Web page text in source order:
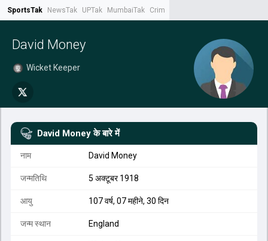
SportsTak NewsTak UPTak MumbaiTak CrimeTak
David Money
Wicket Keeper
David Money के बारे में
नाम David Money
जन्मतिथि 5 अक्टूबर 1918
आयु 107 वर्ष, 07 महीने, 30 दिन
जन्म स्थान England